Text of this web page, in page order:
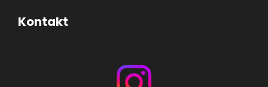
Kontakt